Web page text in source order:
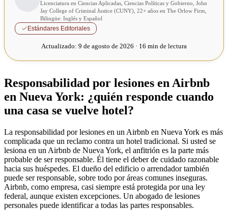
Licenciatura en Ciencias Aplicadas, Ciencias Políticas y Gobierno, John
Jay College of Criminal Justice (CUNY), 22+ años en The Orlow Firm,
Bilingüe: Inglés y Español
Estándares Editoriales
Actualizado: 9 de agosto de 2026 · 16 min de lectura
Responsabilidad por lesiones en Airbnb
en Nueva York: ¿quién responde cuando
una casa se vuelve hotel?
La responsabilidad por lesiones en un Airbnb en Nueva York es más
complicada que un reclamo contra un hotel tradicional. Si usted se
lesiona en un Airbnb de Nueva York, el anfitrión es la parte más
probable de ser responsable. Él tiene el deber de cuidado razonable
hacia sus huéspedes. El dueño del edificio o arrendador también
puede ser responsable, sobre todo por áreas comunes inseguras.
Airbnb, como empresa, casi siempre está protegida por una ley
federal, aunque existen excepciones. Un abogado de lesiones
personales puede identificar a todas las partes responsables.